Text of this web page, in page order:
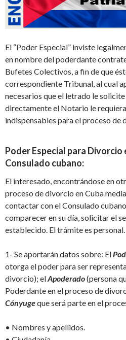
El “Poder Especial” inviste
en nombre del poderdante
Bufetes Colectivos,a fin de que
correspondiente Tribunal, al cual
necesarios que el letrado lesolicite
directamente el Notario le requiera
indispensables para el proceso de
Poder Especial para Divorcio
Consulado cubano:
El interesado, encontrándose en
proceso de divorcio en Cuba
contactar con elConsulado
compareceren su día,solicitar el
establecido. Eltrámite es personal.
1- Se aportarándatos sobre: El
otorga el poderpara ser
divorcio); elApoderado(persona
Poderdante en el proceso de
Cónyugeque será parte en el
• Nombres y apellidos.